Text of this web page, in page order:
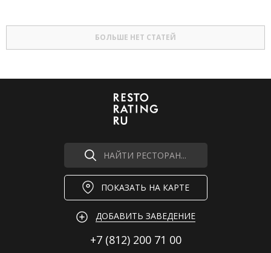
БОЛЬШЕ НЕТ СТАТЕЙ
НАЙТИ РЕСТОРАН...
ПОКАЗАТЬ НА КАРТЕ
ДОБАВИТЬ ЗАВЕДЕНИЕ
+7 (812) 200 71 00